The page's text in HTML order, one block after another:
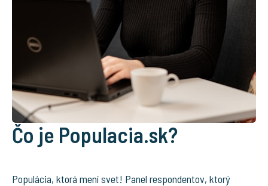
Čo je Populacia.sk?
Populácia, ktorá mení svet! Panel respondentov, ktorý